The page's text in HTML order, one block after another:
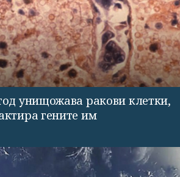
унищожава ракови клетки,
гените им